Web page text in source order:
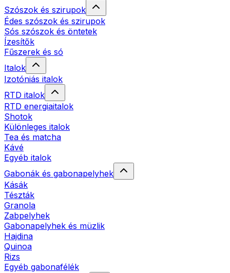
Szószok és szirupok
Édes szószok és szirupok
Sós szószok és öntetek
Ízesítők
Fűszerek és só
Italok
Izotóniás italok
RTD italok
RTD energiaitalok
Shotok
Különleges italok
Tea és matcha
Kávé
Egyéb italok
Gabonák és gabonapelyhek
Kásák
Tészták
Granola
Zabpelyhek
Gabonapelyhek és müzlik
Hajdina
Quinoa
Rizs
Egyéb gabonafélék